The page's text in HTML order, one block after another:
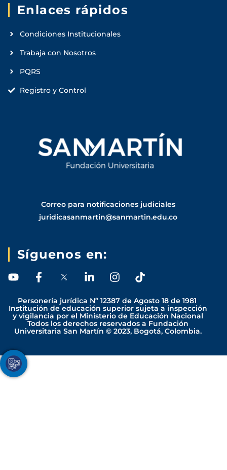
Enlaces rápidos
Condiciones Institucionales
Trabaja con Nosotros
PQRS
Registro y Control
Correo para notificaciones judiciales
juridicasanmartin@sanmartin.edu.co
Síguenos en:
Y
u
t
u
b
F
c
e
b
o
L
n
k
e
d
I
s
t
a
g
T
k
t
o
k
Personería jurídica Nº 12387 de Agosto 18 de 1981
Institución de educación superior sujeta a inspección
y vigilancia por el Ministerio de Educación Nacional
Todos los derechos reservados a Fundación
Universitaria San Martín © 2023, Bogotá, Colombia.
Youtube
Facebook
Twitter
TikTok
Instagram